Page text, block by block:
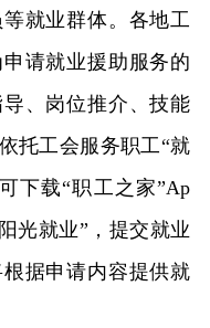
就业群体。各地工
请就业援助服务的
、岗位推介、技能
托工会服务职工“就
下载“职工之家”Ap
光就业”，提交就业
据申请内容提供就